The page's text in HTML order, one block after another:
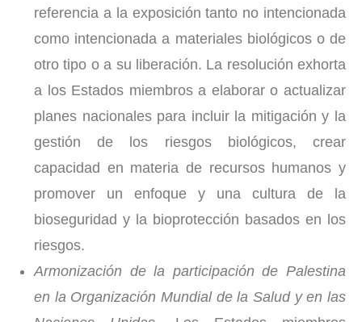
referencia a la exposición tanto no intencionada
como intencionada a materiales biológicos o de
otro tipo o a su liberación. La resolución exhorta
a los Estados miembros a elaborar o actualizar
planes nacionales para incluir la mitigación y la
gestión de los riesgos biológicos, crear
capacidad en materia de recursos humanos y
promover un enfoque y una cultura de la
bioseguridad y la bioprotección basados en los
riesgos.
Armonización de la participación de Palestina
en la Organización Mundial de la Salud y en las